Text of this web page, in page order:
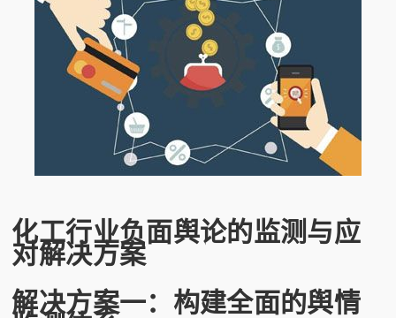
化工行业负面舆论的监测与应
对解决方案
解决方案一：构建全面的舆情